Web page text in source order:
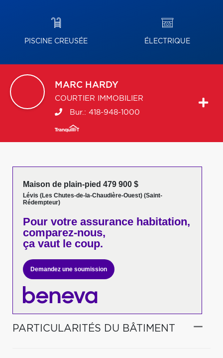
PISCINE CREUSÉE ÉLECTRIQUE
MARC HARDY
COURTIER IMMOBILIER
Bur.: 418-948-1000
Maison de plain-pied 479 900 $
Lévis (Les Chutes-de-la-Chaudière-Ouest) (Saint-
Rédempteur)
Pour votre assurance habitation,
comparez-nous,
ça vaut le coup.
Demandez une soumission
PARTICULARITÉS DU BÂTIMENT